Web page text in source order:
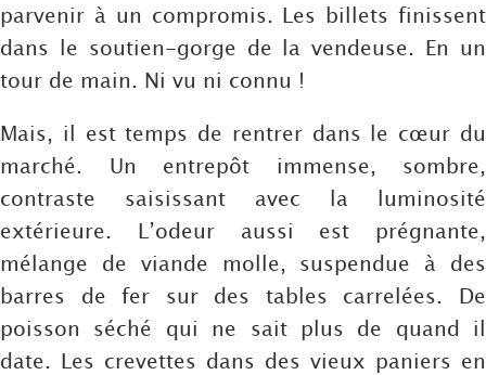
parvenir à un compromis. Les billets finissent
dans le soutien-gorge de la vendeuse. En un
tour de main. Ni vu ni connu !
Mais, il est temps de rentrer dans le cœur du
marché. Un entrepôt immense, sombre,
contraste saisissant avec la luminosité
extérieure. L’odeur aussi est prégnante,
mélange de viande molle, suspendue à des
barres de fer sur des tables carrelées. De
poisson séché qui ne sait plus de quand il
date. Les crevettes dans des vieux paniers en